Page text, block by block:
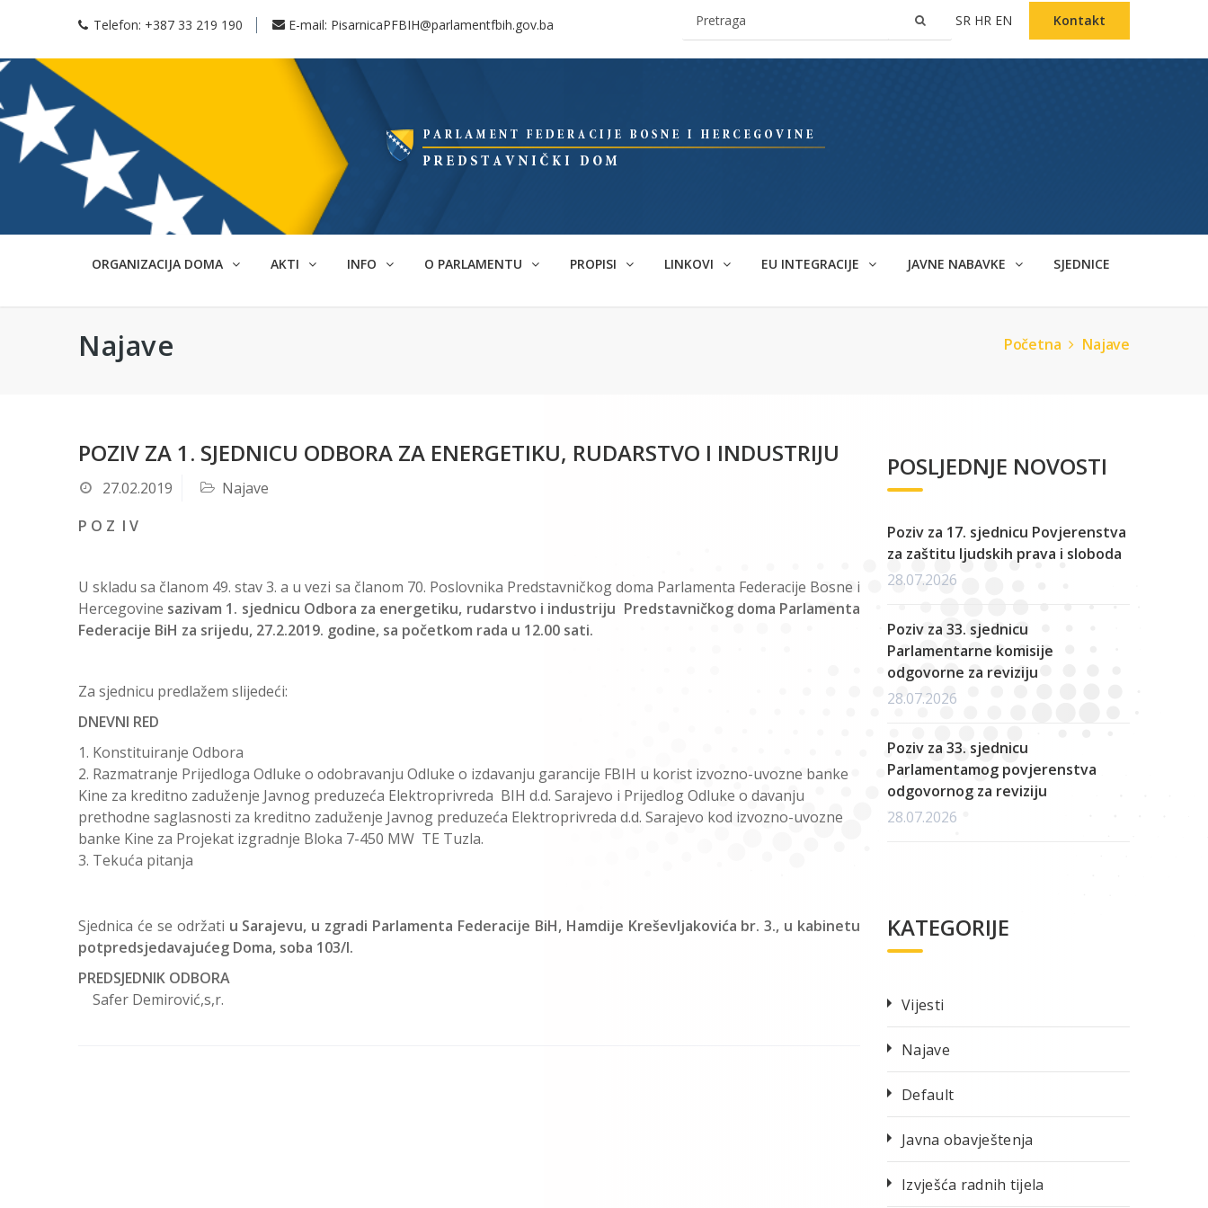
Telefon: +387 33 219 190 E-mail: PisarnicaPFBIH@parlamentfbih.gov.ba SR HR EN Kontakt
ORGANIZACIJA DOMA AKTI INFO O PARLAMENTU PROPISI LINKOVI EU INTEGRACIJE JAVNE NABAVKE SJEDNICE
Najave Početna Najave
POZIV ZA 1. SJEDNICU ODBORA ZA ENERGETIKU, RUDARSTVO I INDUSTRIJU
27.02.2019
Najave
P O Z I V
U skladu sa članom 49. stav 3. a u vezi sa članom 70. Poslovnika Predstavničkog doma Parlamenta Federacije Bosne i
Hercegovine sazivam 1. sjednicu Odbora za energetiku, rudarstvo i industriju Predstavničkog doma Parlamenta
Federacije BiH za srijedu, 27.2.2019. godine, sa početkom rada u 12.00 sati.
Za sjednicu predlažem slijedeći:
DNEVNI RED
Konstituiranje Odbora
Razmatranje Prijedloga Odluke o odobravanju Odluke o izdavanju garancije FBIH u korist izvozno-uvozne banke
Kine za kreditno zaduženje Javnog preduzeća Elektroprivreda BIH d.d. Sarajevo i Prijedlog Odluke o davanju
prethodne saglasnosti za kreditno zaduženje Javnog preduzeća Elektroprivreda d.d. Sarajevo kod izvozno-uvozne
banke Kine za Projekat izgradnje Bloka 7-450 MW TE Tuzla.
Tekuća pitanja
Sjednica će se održati u Sarajevu, u zgradi Parlamenta Federacije BiH, Hamdije Kreševljakovića br. 3., u kabinetu
potpredsjedavajućeg Doma, soba 103/I.
PREDSJEDNIK ODBORA
Safer Demirović,s,r.
POSLJEDNJE NOVOSTI
Poziv za 17. sjednicu Povjerenstva
za zaštitu ljudskih prava i sloboda
28.07.2026
Poziv za 33. sjednicu
Parlamentarne komisije
odgovorne za reviziju
28.07.2026
Poziv za 33. sjednicu
Parlamentamog povjerenstva
odgovornog za reviziju
28.07.2026
KATEGORIJE
Vijesti
Najave
Default
Javna obavještenja
Izvješća radnih tijela